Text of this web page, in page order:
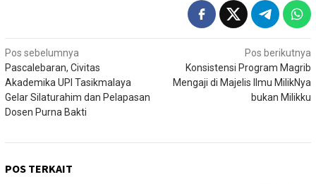
Navigasi
pos
Pos sebelumnya
Pascalebaran, Civitas
Akademika UPI Tasikmalaya
Gelar Silaturahim dan Pelapasan
Dosen Purna Bakti
Pos berikutnya
Konsistensi Program Magrib
Mengaji di Majelis Ilmu MilikNya
bukan Milikku
POS TERKAIT